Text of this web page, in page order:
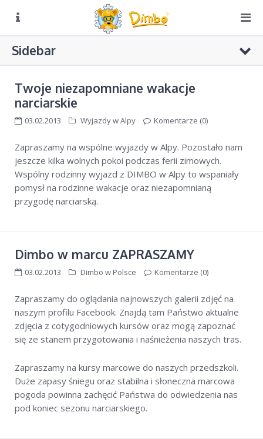
Biuro czynne:
O NAS
DIMBO W POLSCE
LATO
KONTAKT
Sidebar
KONKURS RUSIN-SKI
Konkursy Dimbo w radiowej „Trójce”
KONKURS Dimbo! – do wygrania grudniowy pobyt w hotelu
4**** w Val di Sole
Wyjazdy w Alpy Dimbo w Polsce
sierpień 2019 grudzień 2016
listopad 2016
wrzesień 2015
lipiec 2015
grudzień 2014
październik 2014
lipiec 2014
luty 2014
styczeń 2014
grudzień 2013
Twoje niezapomniane wakacje
narciarskie
03.02.2013 Wyjazdy w Alpy Komentarze (0)
Zapraszamy na wspólne wyjazdy w Alpy. Pozostało nam
jeszcze kilka wolnych pokoi podczas ferii zimowych.
Wspólny rodzinny wyjazd z DIMBO w Alpy to wspaniały
pomysł na rodzinne wakacje oraz niezapomnianą
przygodę narciarską.
Dimbo w marcu ZAPRASZAMY
03.02.2013 Dimbo w Polsce Komentarze (0)
Zapraszamy do oglądania najnowszych galerii zdjęć na
naszym profilu Facebook. Znajdą tam Państwo aktualne
zdjęcia z cotygodniowych kursów oraz mogą zapoznać
się ze stanem przygotowania i naśnieżenia naszych tras.
Zapraszamy na kursy marcowe do naszych przedszkoli.
Duże zapasy śniegu oraz stabilna i słoneczna marcowa
pogoda powinna zachęcić Państwa do odwiedzenia nas
pod koniec sezonu narciarskiego.